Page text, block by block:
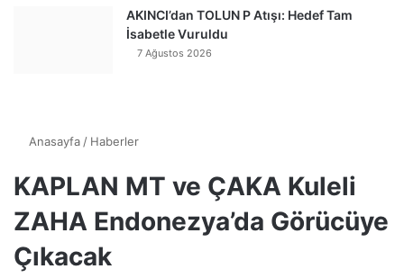
AKINCI’dan TOLUN P Atışı: Hedef Tam
İsabetle Vuruldu
7 Ağustos 2026